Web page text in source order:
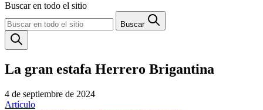
Buscar en todo el sitio
Buscar
La gran estafa Herrero Brigantina
4 de septiembre de 2024
Artículo